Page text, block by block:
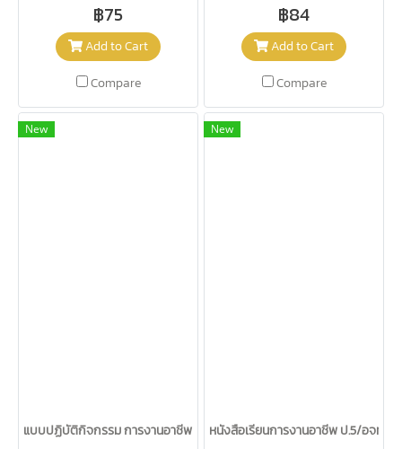
฿75
Add to Cart
Compare
฿84
Add to Cart
Compare
New
แบบปฏิบัติกิจกรรม การงานอาชีพ ม.2/อจท.
New
หนังสือเรียนการงานอาชีพ ป.5/อจท.